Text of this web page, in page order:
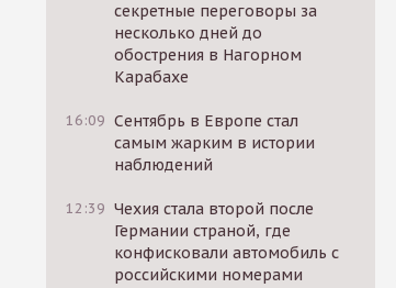
секретные переговоры за
несколько дней до
обострения в Нагорном
Карабахе
16:09 Сентябрь в Европе стал
самым жарким в истории
наблюдений
12:39 Чехия стала второй после
Германии страной, где
конфисковали автомобиль с
российскими номерами